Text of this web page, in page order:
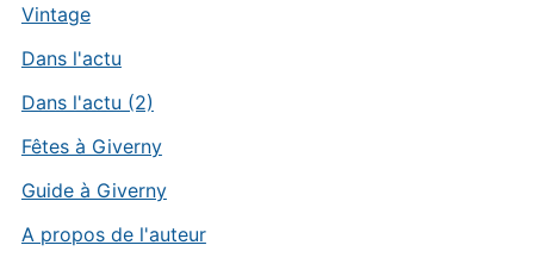
Vintage
Dans l'actu
Dans l'actu (2)
Fêtes à Giverny
Guide à Giverny
A propos de l'auteur